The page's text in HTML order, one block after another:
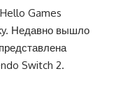
Games
Недавно вышло
Switch 2.